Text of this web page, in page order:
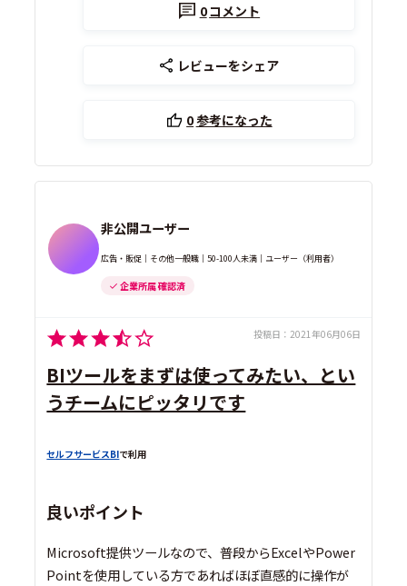
0コメント
レビューをシェア
0参考になった
非公開ユーザー
広告・販促｜その他一般職｜50-100人未満｜ユーザー（利用者）
企業所属 確認済
投稿日： 2021年06月06日
BIツールをまずは使ってみたい、とい
うチームにピッタリです
セルフサービスBIで利用
良いポイント
Microsoft提供ツールなので、普段からExcelやPower
Pointを使用している方であればほぼ直感的に操作が